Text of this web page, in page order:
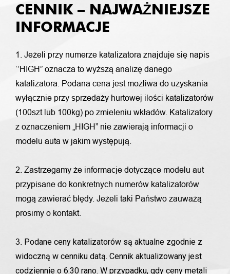
CENNIK – NAJWAŻNIEJSZE
INFORMACJE
1. Jeżeli przy numerze katalizatora znajduje się napis
‘’HIGH” oznacza to wyższą analizę danego
katalizatora. Podana cena jest możliwa do uzyskania
wyłącznie przy sprzedaży hurtowej ilości katalizatorów
(100szt lub 100kg) po zmieleniu wkładów. Katalizatory
z oznaczeniem „HIGH” nie zawierają informacji o
modelu auta w jakim występują.
2. Zastrzegamy że informacje dotyczące modelu aut
przypisane do konkretnych numerów katalizatorów
mogą zawierać błędy. Jeżeli taki Państwo zauważą
prosimy o kontakt.
3. Podane ceny katalizatorów są aktualne zgodnie z
widoczną w cenniku datą. Cennik aktualizowany jest
codziennie o 6:30 rano. W przypadku, gdy ceny metali